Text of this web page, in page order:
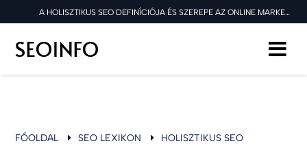
A HOLISZTIKUS SEO DEFINÍCIÓJA ÉS SZEREPE AZ ONLINE MARKETINGBEN
FŐOLDAL SEO LEXIKON HOLISZTIKUS SEO